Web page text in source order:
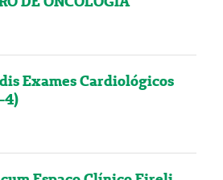
Exames Cardiológicos
4)